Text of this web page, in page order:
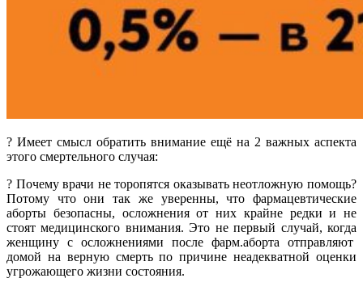
? Имеет смысл обратить внимание ещё на 2 важных аспекта
этого смертельного случая:
? Почему врачи не торопятся оказывать неотложную помощь?
Потому что они так же уверенны, что фармацевтические
аборты безопасны, осложнения от них крайне редки и не
стоят медицинского внимания. Это не первый случай, когда
женщину с осложнениями после фарм.аборта отправляют
домой на верную смерть по причине неадекватной оценки
угрожающего жизни состояния.